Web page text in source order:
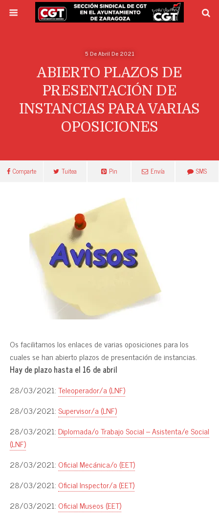
5 De Abril De 2021
ABIERTO PLAZOS DE
PRESENTACIÓN DE
INSTANCIAS PARA VARIAS
OPOSICIONES
Comparte Tuitea Pin Envía SMS
Os facilitamos los enlaces de varias oposiciones para los
cuales se han abierto plazos de presentación de instancias.
Hay de plazo hasta el 16 de abril
28/03/2021:Teleoperador/a (LNF)
28/03/2021:Supervisor/a (LNF)
28/03/2021: Diplomada/o Trabajo Social – Asistenta/e Social
(LNF)
28/03/2021: Oficial Mecánica/o (EET)
28/03/2021: Oficial Inspector/a (EET)
28/03/2021: Oficial Museos (EET)